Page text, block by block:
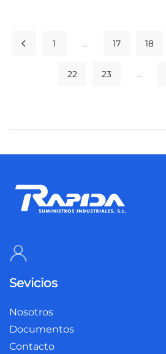
1 … 17 18
22 23 …
Sevicios
Nosotros
Documentos
Contacto